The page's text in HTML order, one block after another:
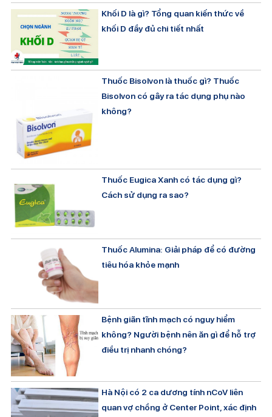
Khối D là gì? Tổng quan kiến thức về
khối D đầy đủ chi tiết nhất
Thuốc Bisolvon là thuốc gì? Thuốc
Bisolvon có gây ra tác dụng phụ nào
không?
Thuốc Eugica Xanh có tác dụng gì?
Cách sử dụng ra sao?
Thuốc Alumina: Giải pháp để có đường
tiêu hóa khỏe mạnh
Bệnh giãn tĩnh mạch có nguy hiểm
không? Người bệnh nên ăn gì để hỗ trợ
điều trị nhanh chóng?
Hà Nội có 2 ca dương tính nCoV liên
quan vợ chồng ở Center Point, xác định